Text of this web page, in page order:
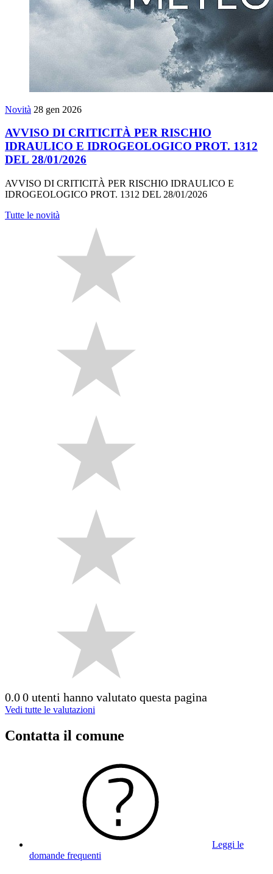
Novità 28 gen 2026
AVVISO DI CRITICITÀ PER RISCHIO
IDRAULICO E IDROGEOLOGICO PROT. 1312
DEL 28/01/2026
AVVISO DI CRITICITÀ PER RISCHIO IDRAULICO E
IDROGEOLOGICO PROT. 1312 DEL 28/01/2026
Tutte le novità
0.00 utenti hanno valutato questa pagina
Vedi tutte le valutazioni
Contatta il comune
Leggi le
domande frequenti